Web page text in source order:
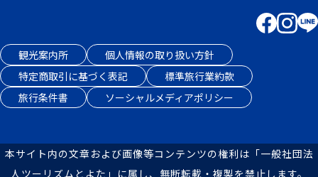
観光案内所
個人情報の取り扱い方針
特定商取引に基づく表記
標準旅行業約款
旅行条件書
ソーシャルメディアポリシー
本サイト内の文章および画像等コンテンツの権利は「一般社団法
人ツーリズムとよた」に属し、無断転載・複製を禁止します。